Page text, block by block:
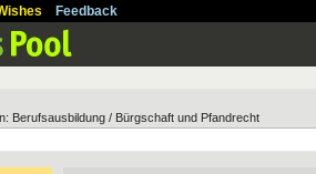
Feedback
Berufsausbildung / Bürgschaft und Pfandrecht